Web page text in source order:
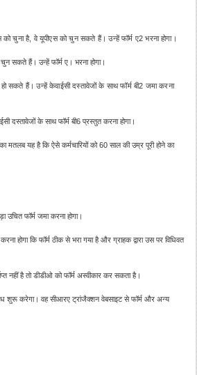
को चुना है, वे यूपीएस को चुन सकते हैं। उन्हें फॉर्म ए2 भरना होगा।
सकते हैं। उन्हें फॉर्म ए। भरना होगा।
सकते हैं। उन्हें केवाईसी दस्तावेजों के साथ फॉर्म बी2 जमा करना
दस्तावेजों के साथ फॉर्म बी6 प्रस्तुत करना होगा।
यह है कि ऐसे कर्मचारियों को 60 साल की उम्र पूरी होने का
फॉर्म जमा करना होगा।
होगा कि फॉर्म ठीक से भरा गया है और ग्राहक द्वारा उस पर विधिवत
नहीं है तो डीडीओ को फॉर्म अस्वीकार कर सकता है।
शुरू करेगा। वह सीआरए ट्रांजैक्शन वेबसाइट से फॉर्म और अन्य